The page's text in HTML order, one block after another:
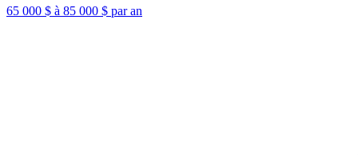
65 000 $ à 85 000 $ par an